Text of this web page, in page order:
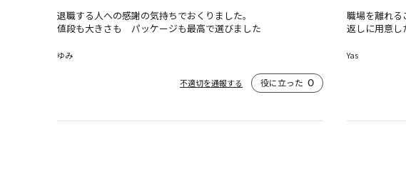
退職する人への感謝の気持ちでおくりました。
値段も大きさも　パッケージも最高で選びました
ゆみ
不適切を通報する 役に立った 0
職場を離れる
返しに用意し
Yas